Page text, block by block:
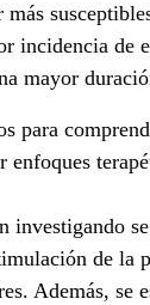
incidencia de
mayor
para
enfoques
investigando
de la
Además,